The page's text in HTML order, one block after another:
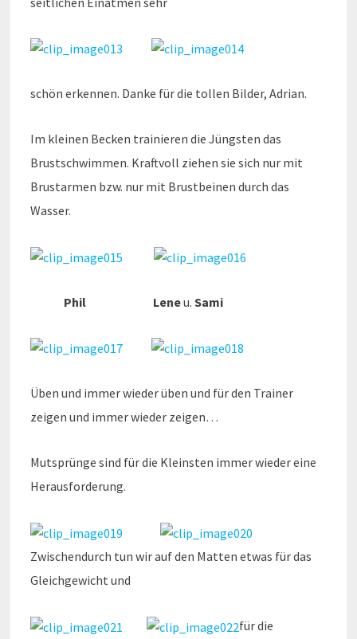
schön erkennen. Danke für die tollen Bilder, Adrian.
Im kleinen Becken trainieren die Jüngsten das
Brustschwimmen. Kraftvoll ziehen sie sich nur mit
Brustarmen bzw. nur mit Brustbeinen durch das
Wasser.
Phil Leneu. Sami
Üben und immer wieder üben und für den Trainer
zeigen und immer wieder zeigen…
Mutsprünge sind für die Kleinsten immer wieder eine
Herausforderung.
Zwischendurch tun wir auf den Matten etwas für das
Gleichgewicht und
für die